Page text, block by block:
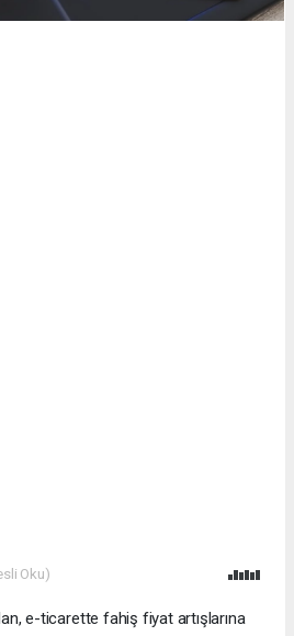
Oku)
e-ticarette fahiş fiyat artışlarına